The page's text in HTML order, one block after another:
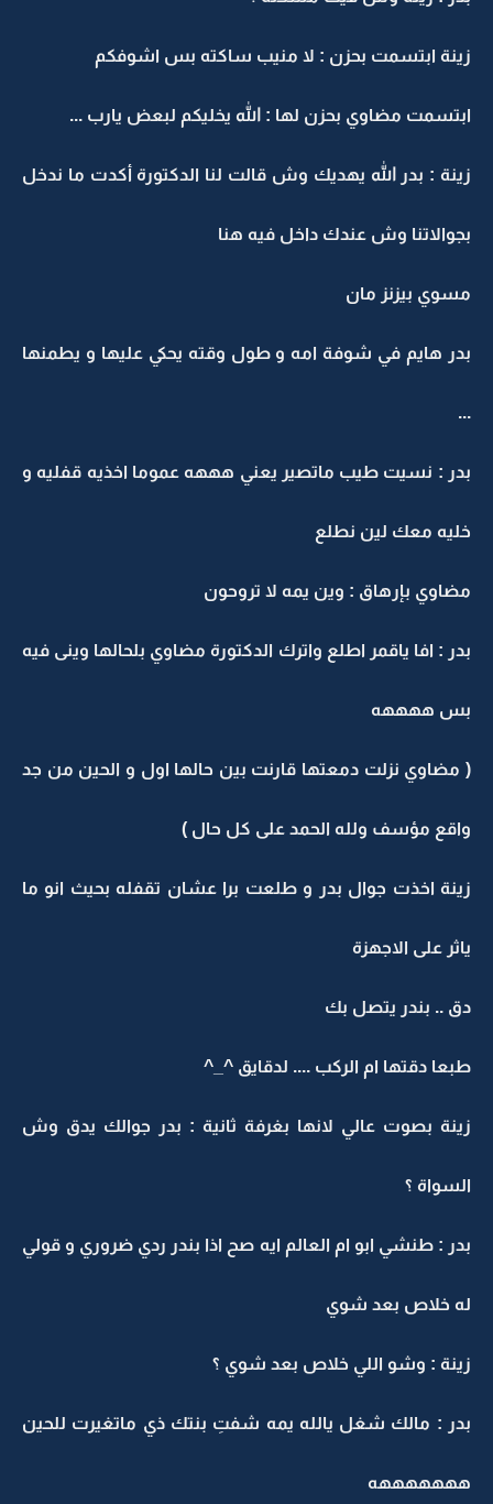
زينة ابتسمت بحزن : لا منيب ساكته بس اشوفكم
ابتسمت مضاوي بحزن لها : الله يخليكم لبعض يارب ...
زينة : بدر الله يهديك وش قالت لنا الدكتورة أكدت ما ندخل
بجوالاتنا وش عندك داخل فيه هنا
مسوي بيزنز مان
بدر هايم في شوفة امه و طول وقته يحكي عليها و يطمنها
...
بدر : نسيت طيب ماتصير يعني هههه عموما اخذيه قفليه و
خليه معك لين نطلع
مضاوي بإرهاق : وين يمه لا تروحون
بدر : افا ياقمر اطلع واترك الدكتورة مضاوي بلحالها وينى فيه
بس ههههه
( مضاوي نزلت دمعتها قارنت بين حالها اول و الحين من جد
واقع مؤسف ولله الحمد على كل حال )
زينة اخذت جوال بدر و طلعت برا عشان تقفله بحيث انو ما
ياثر على الاجهزة
دق .. بندر يتصل بك
طبعا دقتها ام الركب .... لدقايق ^_^
زينة بصوت عالي لانها بغرفة ثانية : بدر جوالك يدق وش
السواة ؟
بدر : طنشي ابو ام العالم ايه صح اذا بندر ردي ضروري و قولي
له خلاص بعد شوي
زينة : وشو اللي خلاص بعد شوي ؟
بدر : مالك شغل يالله يمه شفتِ بنتك ذي ماتغيرت للحين
هههههههه